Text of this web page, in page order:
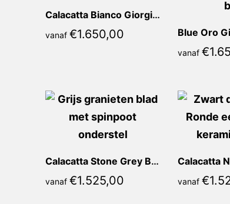
Calacatta Bianco Giorgia Rond
vanaf €1.650,00 Blue Oro
vanaf €
Calacatta Stone Grey Bianca Rond
vanaf €1.525,00 vanaf €